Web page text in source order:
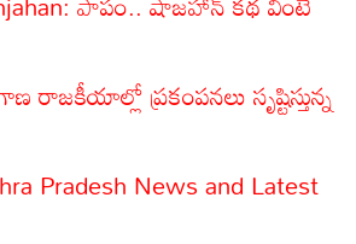
రాజకీయాల్లో ప్రకంపనలు సృష్టిస్తున్న
Pradesh Newsand Latest